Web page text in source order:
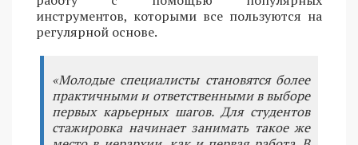
инструментов, которыми все пользуются на
регулярной основе.
«Молодые специалисты становятся более
практичными и ответственными в выборе
первых карьерных шагов. Для студентов
стажировка начинает занимать такое же